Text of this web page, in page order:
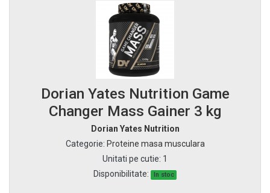
Dorian Yates Nutrition Game
Changer Mass Gainer 3 kg
Dorian Yates Nutrition
Categorie: Proteine masa musculara
Unitati pe cutie: 1
Disponibilitate:
In stoc